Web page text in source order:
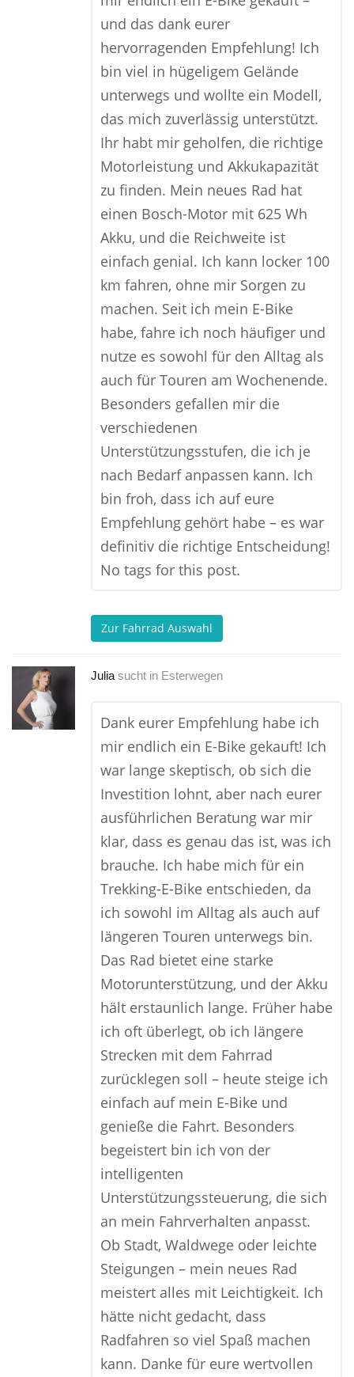
und das dank eurer
hervorragenden Empfehlung! Ich
bin viel in hügeligem Gelände
unterwegs und wollte ein Modell,
das mich zuverlässig unterstützt.
Ihr habt mir geholfen, die richtige
Motorleistung und Akkukapazität
zu finden. Mein neues Rad hat
einen Bosch-Motor mit 625 Wh
Akku, und die Reichweite ist
einfach genial. Ich kann locker 100
km fahren, ohne mir Sorgen zu
machen. Seit ich mein E-Bike
habe, fahre ich noch häufiger und
nutze es sowohl für den Alltag als
auch für Touren am Wochenende.
Besonders gefallen mir die
verschiedenen
Unterstützungsstufen, die ich je
nach Bedarf anpassen kann. Ich
bin froh, dass ich auf eure
Empfehlung gehört habe – es war
definitiv die richtige Entscheidung!
No tags for this post.
Zur Fahrrad Auswahl
Julia sucht in Esterwegen
Dank eurer Empfehlung habe ich
mir endlich ein E-Bike gekauft! Ich
war lange skeptisch, ob sich die
Investition lohnt, aber nach eurer
ausführlichen Beratung war mir
klar, dass es genau das ist, was ich
brauche. Ich habe mich für ein
Trekking-E-Bike entschieden, da
ich sowohl im Alltag als auch auf
längeren Touren unterwegs bin.
Das Rad bietet eine starke
Motorunterstützung, und der Akku
hält erstaunlich lange. Früher habe
ich oft überlegt, ob ich längere
Strecken mit dem Fahrrad
zurücklegen soll – heute steige ich
einfach auf mein E-Bike und
genieße die Fahrt. Besonders
begeistert bin ich von der
intelligenten
Unterstützungssteuerung, die sich
an mein Fahrverhalten anpasst.
Ob Stadt, Waldwege oder leichte
Steigungen – mein neues Rad
meistert alles mit Leichtigkeit. Ich
hätte nicht gedacht, dass
Radfahren so viel Spaß machen
kann. Danke für eure wertvollen